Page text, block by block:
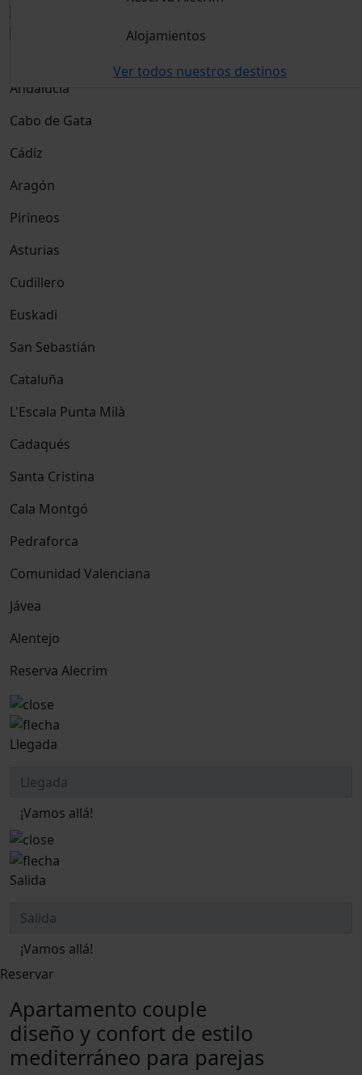
Alojamientos
Ver todos nuestros destinos
Andalucía
Cabo de Gata
Cádiz
Aragón
Pirineos
Asturias
Cudillero
Euskadi
San Sebastián
Cataluña
L'Escala Punta Milà
Cadaqués
Santa Cristina
Cala Montgó
Pedraforca
Comunidad Valenciana
Jávea
Alentejo
Reserva Alecrim
Llegada
¡Vamos allá!
Salida
¡Vamos allá!
Reservar
Apartamento couple
diseño y confort de estilo
mediterráneo para parejas